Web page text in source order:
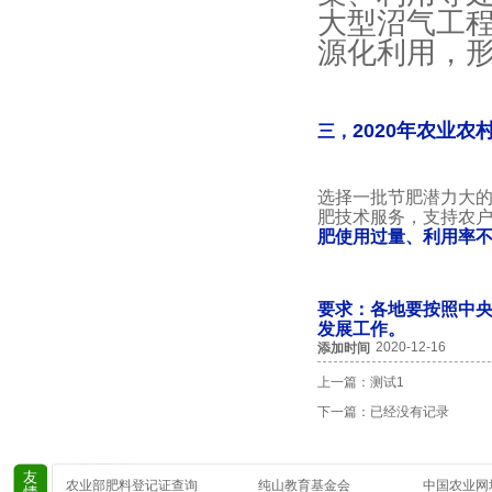
大型沼气工
源化利用，
三， 2020年农业农
选择一批节肥潜力大
肥技术服务，支持农
肥使用过量、利用率
要求：各地要按照中
发展工作。
添加时间 2020-12-16
上一篇： 测试1
下一篇：已经没有记录
农业部肥料登记证查询 纯山教育基金会 中国农业